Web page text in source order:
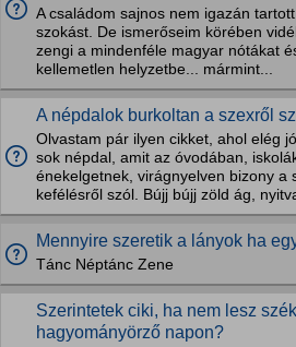
A családom sajnos nem igazán
szokást. De ismerőseim körében
zengi a mindenféle magyar nótákat
kellemetlen helyzetbe... mármint...
A népdalok burkoltan a szexről
Olvastam pár ilyen cikket, ahol elég
sok népdal, amit az óvodában,
énekelgetnek, virágnyelven bizony a
kefélésről szól. Bújj bújj zöld ág,
Mennyire szeretik a lányok ha
Tánc Néptánc Zene
Szerintetek ciki, ha nem lesz
hagyományörző napon?